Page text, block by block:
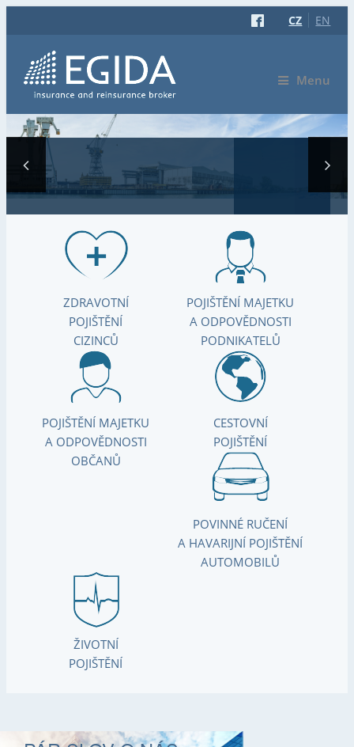
CZ EN
Menu
ZDRAVOTNÍ
POJIŠTĚNÍ
CIZINCŮ
POJIŠTĚNÍ MAJETKU
A ODPOVĚDNOSTI
PODNIKATELŮ
POJIŠTĚNÍ MAJETKU
A ODPOVĚDNOSTI
OBČANŮ
CESTOVNÍ
POJIŠTĚNÍ
POVINNÉ RUČENÍ
A HAVARIJNÍ POJIŠTĚNÍ
AUTOMOBILŮ
ŽIVOTNÍ
POJIŠTĚNÍ